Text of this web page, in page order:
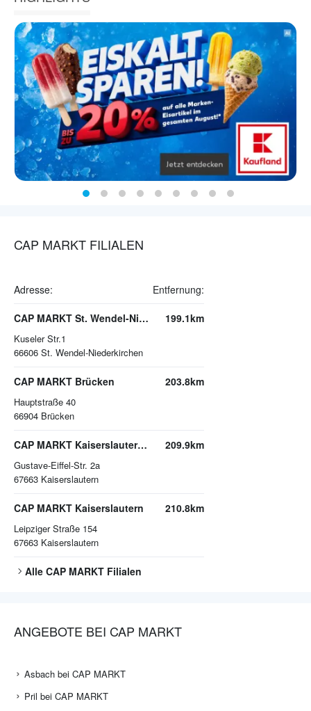
CAP MARKT FILIALEN
Adresse: Entfernung:
CAP MARKT St. Wendel-Niederkirchen
Kuseler Str.1
66606 St. Wendel-Niederkirchen
199.1km
CAP MARKT Brücken
Hauptstraße 40
66904 Brücken
203.8km
CAP MARKT Kaiserslautern-Bahnheim
Gustave-Eiffel-Str. 2a
67663 Kaiserslautern
209.9km
CAP MARKT Kaiserslautern
Leipziger Straße 154
67663 Kaiserslautern
210.8km
Alle CAP MARKT Filialen
ANGEBOTE BEI CAP MARKT
Asbach bei CAP MARKT
Pril bei CAP MARKT